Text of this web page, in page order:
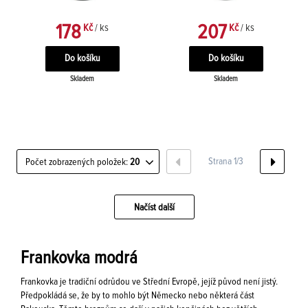
178 Kč / ks
Skladem
207Kč / ks
Skladem
Počet zobrazených položek: 20
Načíst další
Strana 1/3
Frankovka modrá
Frankovka je tradiční odrůdou ve Střední Evropě, jejíž původ není jistý.
Předpokládá se, že by to mohlo být Německo nebo některá část